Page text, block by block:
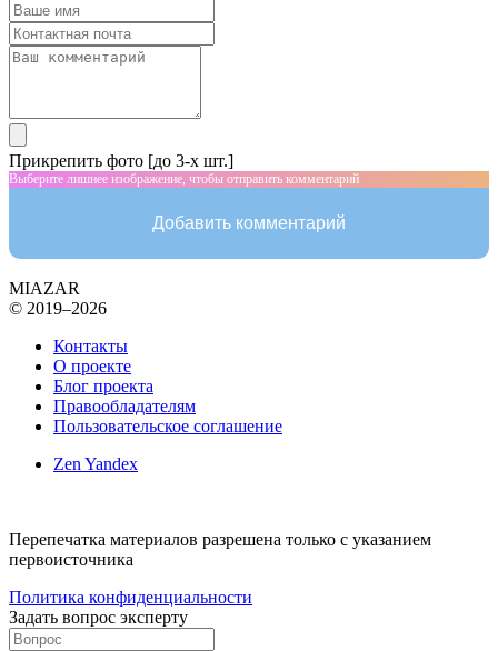
Прикрепить фото [до 3-х шт.]
Выберите лишнее изображение, чтобы отправить комментарий
Добавить комментарий
MIAZAR
© 2019–2026
Контакты
О проекте
Блог проекта
Правообладателям
Пользовательское соглашение
Zen Yandex
Перепечатка материалов разрешена только с указанием
первоисточника
Политика конфиденциальности
Задать вопрос эксперту